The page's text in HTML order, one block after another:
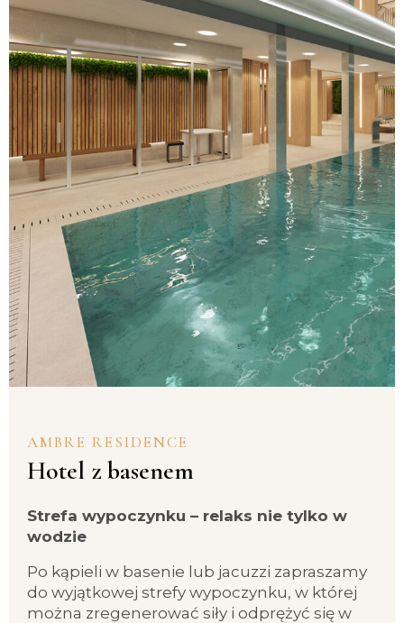
AMBRE RESIDENCE
Hotel z basenem
Strefa wypoczynku – relaks nie tylko w
wodzie
Po kąpieli w basenie lub jacuzzi zapraszamy
do wyjątkowej strefy wypoczynku, w której
można zregenerować siły i odprężyć się w